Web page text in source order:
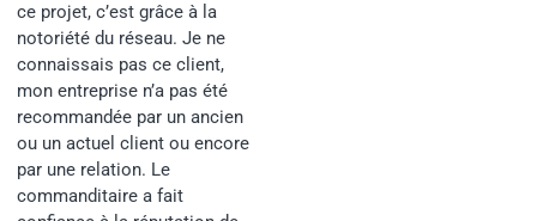
ce projet, c’est grâce à la
notoriété du réseau. Je ne
connaissais pas ce client,
mon entreprise n’a pas été
recommandée par un ancien
ou un actuel client ou encore
par une relation. Le
commanditaire a fait